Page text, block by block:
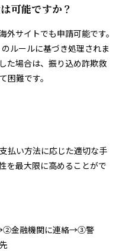
可能ですか？
サイトでも申請可能です。
ルールに基づき処理されま
た場合は、振り込め詐欺救
困難です。
払い方法に応じた適切な手
を最大限に高めることがで
金融機関に連絡→③警